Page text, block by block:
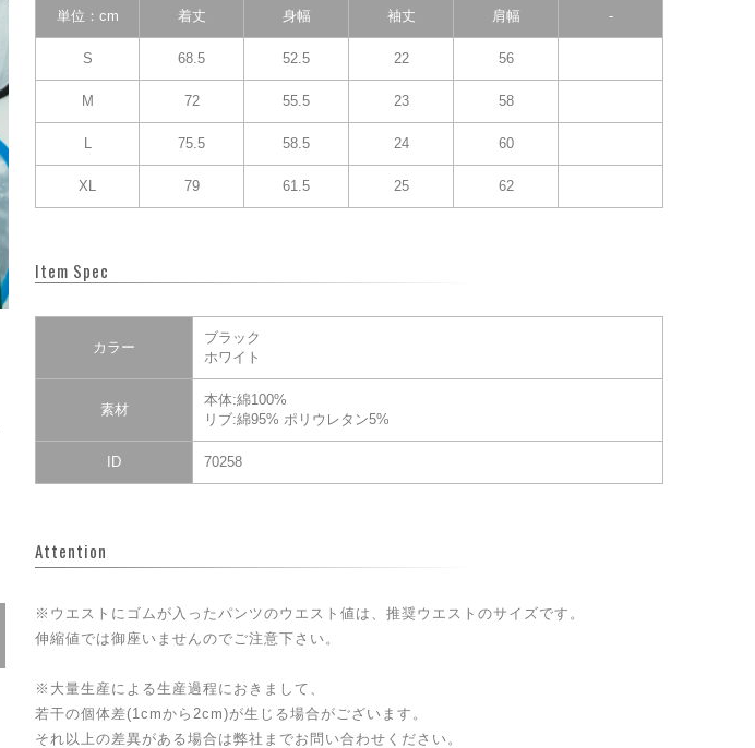
単位：cm 着丈 身幅 袖丈 肩幅 -
S 68.5 52.5 22 56
M 72 55.5 23 58
75.5 58.5 24 60
XL 79 61.5 25 62
Item Spec
カラー
ブラック
ホワイト
素材
本体:綿100%
リブ:綿95% ポリウレタン5%
ID 70258
Attention
※ウエストにゴムが入ったパンツのウエスト値は、推奨ウエストのサイズです。
伸縮値では御座いませんのでご注意下さい。
※大量生産による生産過程におきまして、
若干の個体差(1cmから2cm)が生じる場合がございます。
それ以上の差異がある場合は弊社までお問い合わせください。